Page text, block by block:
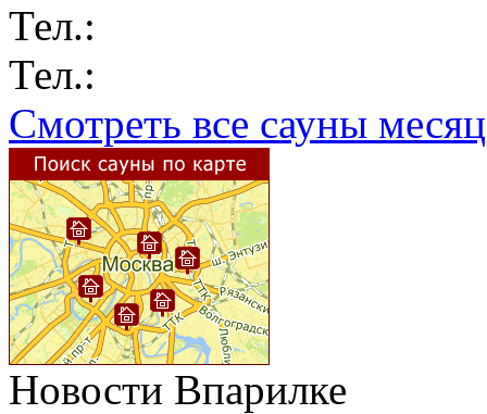
Тел.:
Тел.:
Смотреть все сауны
Новости Впарилке